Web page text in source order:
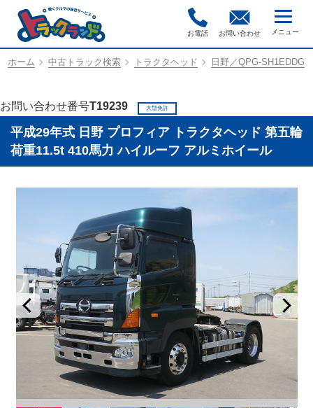
お電話 お問い合わせ
ホーム 中古トラック検索 トラクタヘッド 日野／QPG-SH1EDDG
お問い合わせ番号T19239 大型免許
平成29年式 日野 プロフィア トラクタヘッド 第五輪
荷重11.5t 410馬力 ハイルーフ アルミホイール